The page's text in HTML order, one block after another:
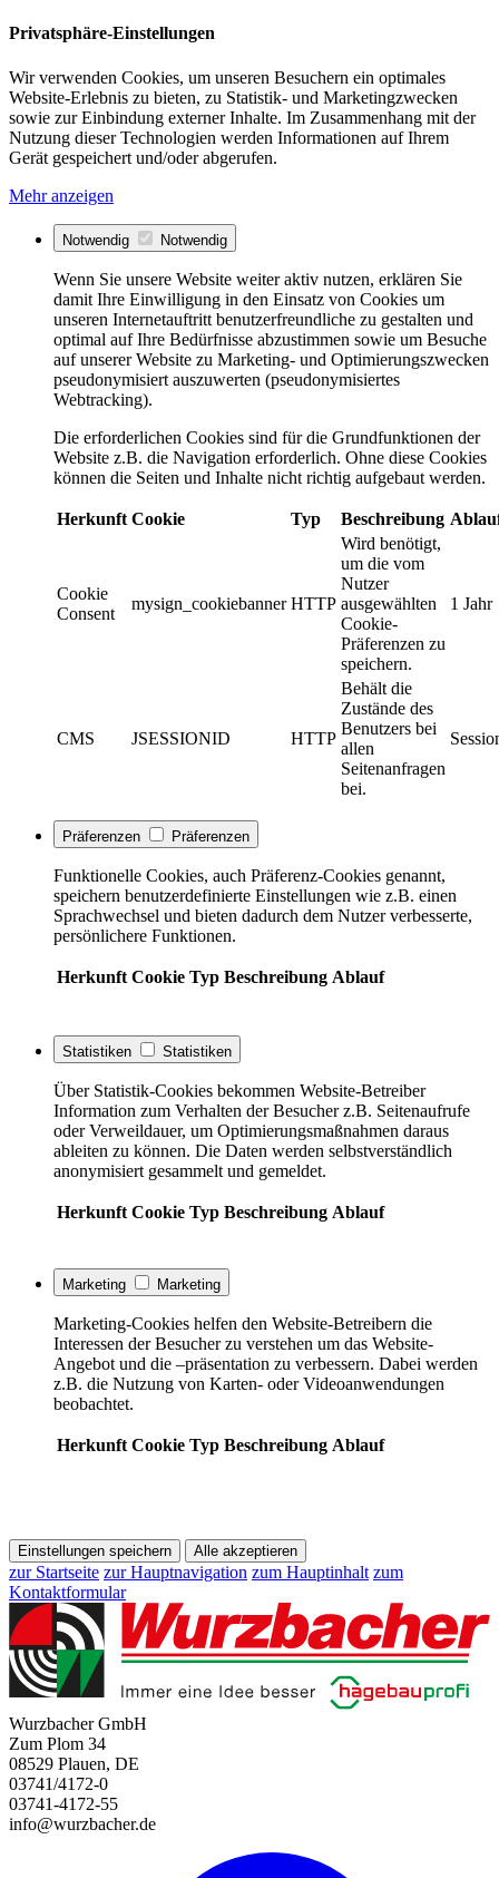
Privatsphäre-Einstellungen
Wir verwenden Cookies, um unseren Besuchern ein optimales
Website-Erlebnis zu bieten, zu Statistik- und Marketingzwecken
sowie zur Einbindung externer Inhalte. Im Zusammenhang mit der
Nutzung dieser Technologien werden Informationen auf Ihrem
Gerät gespeichert und/oder abgerufen.
Mehr anzeigen
Notwendig Notwendig
Wenn Sie unsere Website weiter aktiv nutzen, erklären Sie
damit Ihre Einwilligung in den Einsatz von Cookies um
unseren Internetauftritt benutzerfreundliche zu gestalten und
optimal auf Ihre Bedürfnisse abzustimmen sowie um Besuche
auf unserer Website zu Marketing- und Optimierungszwecken
pseudonymisiert auszuwerten (pseudonymisiertes
Webtracking).
Die erforderlichen Cookies sind für die Grundfunktionen der
Website z.B. die Navigation erforderlich. Ohne diese Cookies
können die Seiten und Inhalte nicht richtig aufgebaut werden.
Herkunft Cookie Typ Beschreibung
Cookie
Consent
mysign_cookiebanner HTTP
Wird benötigt,
um die vom
Nutzer
ausgewählten
Cookie-
Präferenzen zu
speichern.
1 Jahr
CMS JSESSIONID HTTP
Behält die
Zustände des
Benutzers bei
allen
Seitenanfragen
bei.
Präferenzen Präferenzen
Funktionelle Cookies, auch Präferenz-Cookies genannt,
speichern benutzerdefinierte Einstellungen wie z.B. einen
Sprachwechsel und bieten dadurch dem Nutzer verbesserte,
persönlichere Funktionen.
Herkunft Cookie Typ Beschreibung Ablauf
Statistiken Statistiken
Über Statistik-Cookies bekommen Website-Betreiber
Information zum Verhalten der Besucher z.B. Seitenaufrufe
oder Verweildauer, um Optimierungsmaßnahmen daraus
ableiten zu können. Die Daten werden selbstverständlich
anonymisiert gesammelt und gemeldet.
Herkunft Cookie Typ Beschreibung Ablauf
Marketing Marketing
Marketing-Cookies helfen den Website-Betreibern die
Interessen der Besucher zu verstehen um das Website-
Angebot und die –präsentation zu verbessern. Dabei werden
z.B. die Nutzung von Karten- oder Videoanwendungen
beobachtet.
Herkunft Cookie Typ Beschreibung Ablauf
Einstellungen speichern Alle akzeptieren
zur Startseite zur Hauptnavigation zum Hauptinhalt zum
Kontaktformular
Wurzbacher GmbH
Zum Plom 34
08529 Plauen, DE
03741/4172-0
03741-4172-55
info@wurzbacher.de